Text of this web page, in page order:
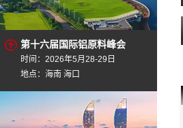
第十六届国际铝原料峰会
时间：2026年5月28-29日
地点：海南 海口